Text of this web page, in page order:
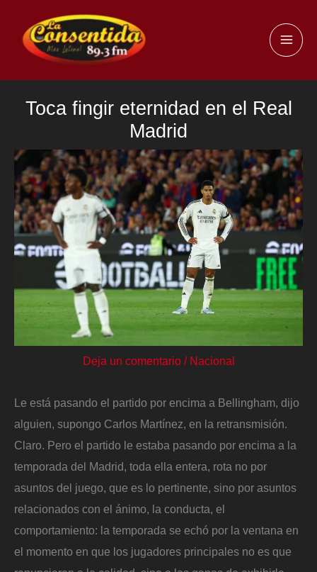
contenido
Toca fingir eternidad en el Real
Madrid
Deja un comentario / Nacional
Le está pasando el partido por encima a Bellingham, dijo
alguien, supongo Carlos Martínez, en la retransmisión.
Claro. Pero el partido le estaba pasando por encima a la
temporada del Madrid, toda ella entera, rota no por
asuntos del juego, que es lo pertinente, sino por asuntos
relacionados con el ánimo, la conducta, el
comportamiento: la temporada se echó por la ventana en
el momento en que los jugadores principales no es que